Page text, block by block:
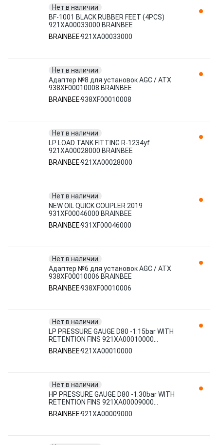
Нет в наличии
BF-1001 BLACK RUBBER FEET (4PCS)
921XA00033000 BRAINBEE
BRAINBEE921XA00033000
Нет в наличии
Адаптер №8 для установок AGC / ATX
938XF00010008 BRAINBEE
BRAINBEE938XF00010008
Нет в наличии
LP LOAD TANK FITTING R-1234yf
921XA00028000 BRAINBEE
BRAINBEE921XA00028000
Нет в наличии
NEW OIL QUICK COUPLER 2019
931XF00046000 BRAINBEE
BRAINBEE931XF00046000
Нет в наличии
Адаптер №6 для установок AGC / ATX
938XF00010006 BRAINBEE
BRAINBEE938XF00010006
Нет в наличии
LP PRESSURE GAUGE D80 -1:15bar WITH
RETENTION FINS 921XA00010000
BRAINBEE
BRAINBEE921XA00010000
Нет в наличии
HP PRESSURE GAUGE D80 -1:30bar WITH
RETENTION FINS 921XA00009000
BRAINBEE
BRAINBEE921XA00009000